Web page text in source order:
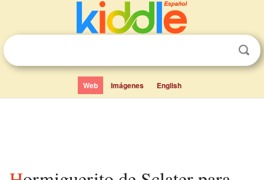
Web Imágenes English